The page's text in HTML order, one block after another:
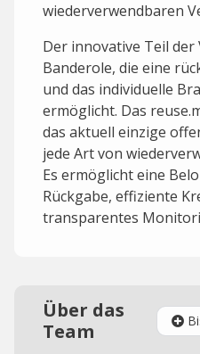
wiederverwendbaren
Der innovative Teil der
Banderole, die eine
und das individuelle
ermöglicht. Das
das aktuell einzige
jede Art von
Es ermöglicht eine
Rückgabe, effiziente
transparentes
Über das
Team